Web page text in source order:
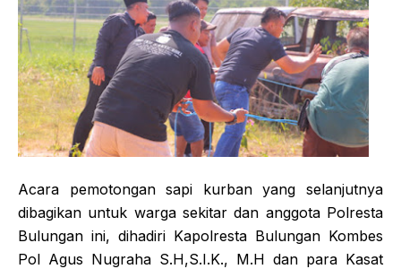
Acara pemotongan sapi kurban yang selanjutnya
dibagikan untuk warga sekitar dan anggota Polresta
Bulungan ini, dihadiri Kapolresta Bulungan Kombes
Pol Agus Nugraha S.H,S.I.K., M.H dan para Kasat